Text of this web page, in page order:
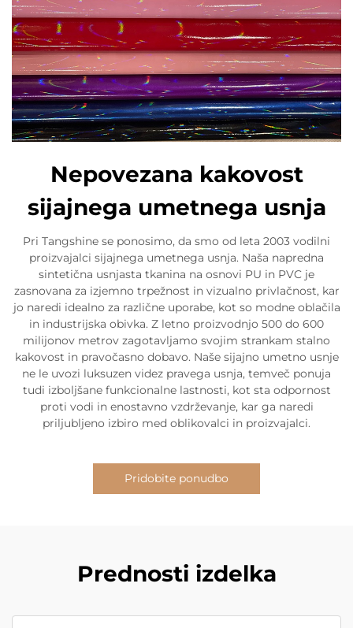
Nepovezana kakovost
sijajnega umetnega usnja
Pri Tangshine se ponosimo, da smo od leta 2003 vodilni
proizvajalci sijajnega umetnega usnja. Naša napredna
sintetična usnjasta tkanina na osnovi PU in PVC je
zasnovana za izjemno trpežnost in vizualno privlačnost, kar
jo naredi idealno za različne uporabe, kot so modne oblačila
in industrijska obivka. Z letno proizvodnjo 500 do 600
milijonov metrov zagotavljamo svojim strankam stalno
kakovost in pravočasno dobavo. Naše sijajno umetno usnje
ne le uvozi luksuzen videz pravega usnja, temveč ponuja
tudi izboljšane funkcionalne lastnosti, kot sta odpornost
proti vodi in enostavno vzdrževanje, kar ga naredi
priljubljeno izbiro med oblikovalci in proizvajalci.
Pridobite ponudbo
Prednosti izdelka